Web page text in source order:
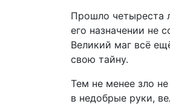
Прошло четыреста
его назначении не
Великий маг всё
свою тайну.
Тем не менее зло
в недобрые руки,